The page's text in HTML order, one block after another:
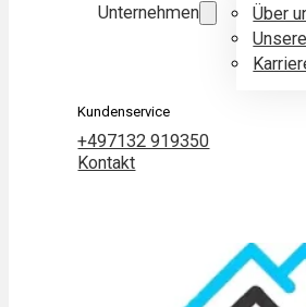
Unternehmen
Über
Kundenservice
+497132 919350
Kontakt